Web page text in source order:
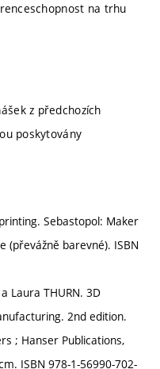
na trhu
z předchozích
poskytovány
Sebastopol: Maker
(převážně barevné). ISBN
a Laura THURN. 3D
2nd edition.
; Hanser Publications,
ISBN 978-1-56990-702-